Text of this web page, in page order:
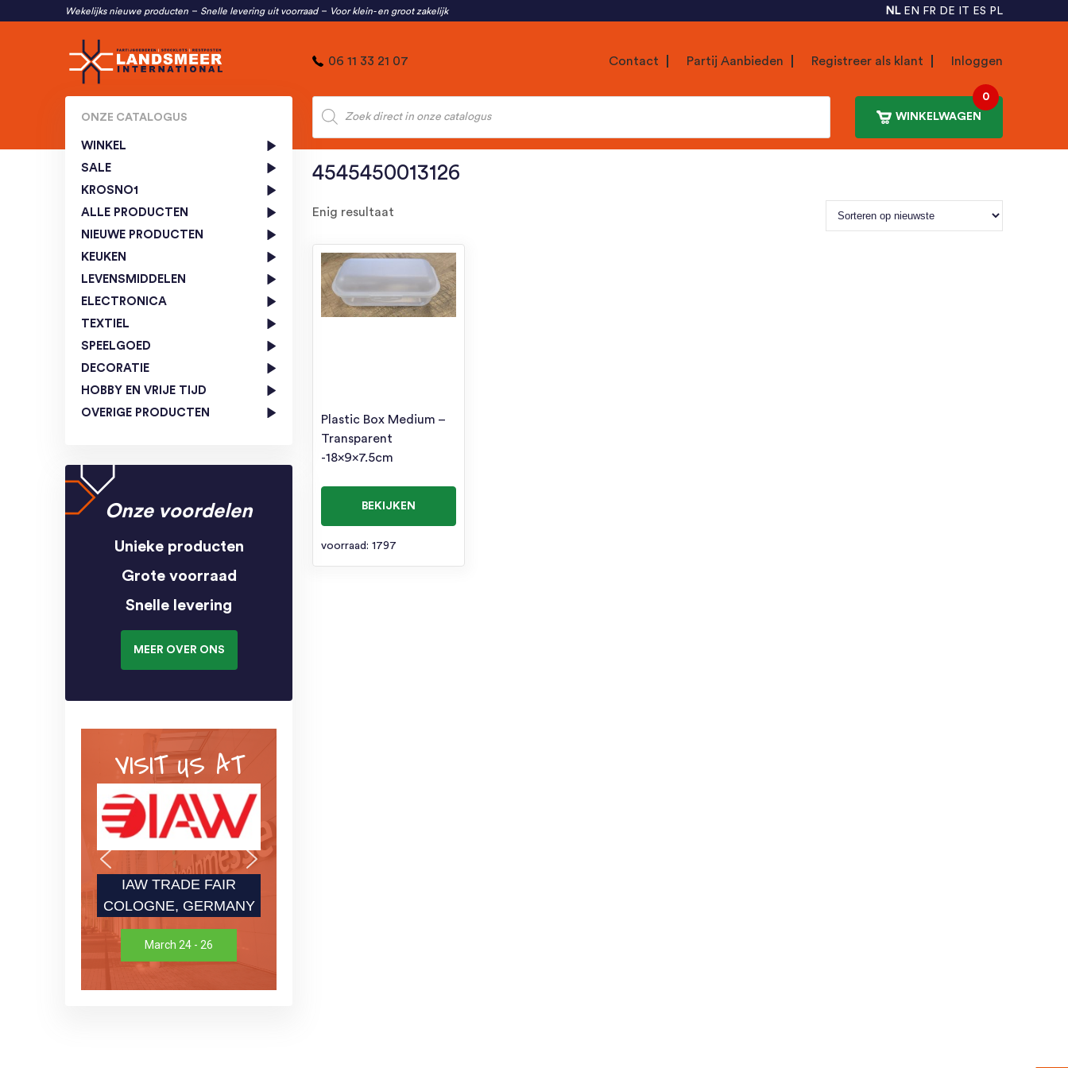
Wekelijks nieuwe producten Snelle levering uit voorraad Voor klein- en groot zakelijk NL EN FR DE IT ES PL
06 11 33 21 07 Contact Partij Aanbieden Registreer als klant Inloggen
Producten
zoeken
WINKELWAGEN
0
ONZE CATALOGUS
WINKEL
SALE
KROSNO1
ALLE PRODUCTEN
NIEUWE PRODUCTEN
KEUKEN
LEVENSMIDDELEN
ELECTRONICA
TEXTIEL
SPEELGOED
DECORATIE
HOBBY EN VRIJE TIJD
OVERIGE PRODUCTEN
Onze voordelen
Unieke producten
Grote voorraad
Snelle levering
MEER OVER ONS
VISIT US AT
IAW TRADE FAIR
COLOGNE, GERMANY
March 24 - 26
4545450013126
Enig resultaat
Plastic Box Medium –
Transparent
-18x9x7.5cm
BEKIJKEN
voorraad: 1797